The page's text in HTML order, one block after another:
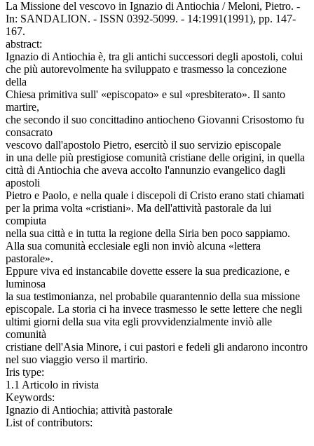
La Missione del vescovo in Ignazio di Antiochia / Meloni, Pietro. -
In: SANDALION. - ISSN 0392-5099. - 14:1991(1991), pp. 147-
167.
abstract:
Ignazio di Antiochia è, tra gli antichi successori degli apostoli, colui
che più autorevolmente ha sviluppato e trasmesso la concezione
della
Chiesa primitiva sull' «episcopato» e sul «presbiterato». Il santo
martire,
che secondo il suo concittadino antiocheno Giovanni Crisostomo fu
consacrato
vescovo dall'apostolo Pietro, esercitò il suo servizio episcopale
in una delle più prestigiose comunità cristiane delle origini, in quella
città di Antiochia che aveva accolto l'annunzio evangelico dagli
apostoli
Pietro e Paolo, e nella quale i discepoli di Cristo erano stati chiamati
per la prima volta «cristiani». Ma dell'attività pastorale da lui
compiuta
nella sua città e in tutta la regione della Siria ben poco sappiamo.
Alla sua comunità ecclesiale egli non inviò alcuna «lettera
pastorale».
Eppure viva ed instancabile dovette essere la sua predicazione, e
luminosa
la sua testimonianza, nel probabile quarantennio della sua missione
episcopale. La storia ci ha invece trasmesso le sette lettere che negli
ultimi giorni della sua vita egli provvidenzialmente inviò alle
comunità
cristiane dell'Asia Minore, i cui pastori e fedeli gli andarono incontro
nel suo viaggio verso il martirio.
Iris type:
1.1 Articolo in rivista
Keywords:
Ignazio di Antiochia; attività pastorale
List of contributors: